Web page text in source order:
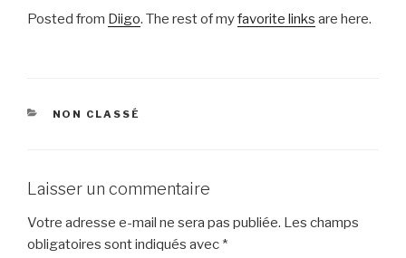
Posted from Diigo. The rest of myfavorite links are here.
CATÉGORIES
NON CLASSÉ
Laisser un commentaire
Votre adresse e-mail ne sera pas publiée. Les champs
obligatoires sont indiqués avec *